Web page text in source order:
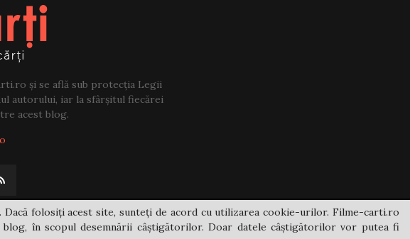
și se află sub protecția Legii
autorului, iar la sfârșitul fiecărei
acest blog.
folosiți acest site, sunteți de acord cu utilizarea cookie-urilor. Filme-carti.ro
în scopul desemnării câștigătorilor. Doar datele câștigătorilor vor putea fi